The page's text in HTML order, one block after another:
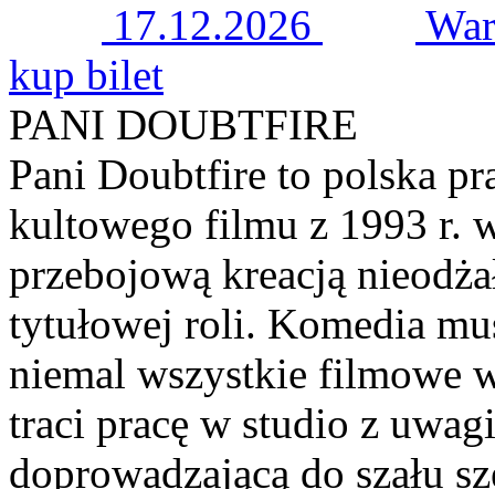
17.12.2026
kup bilet
PANI DOUBTFIRE
Pani Doubtfire to polska
kultowego filmu z 1993 r.
przebojową kreacją
tytułowej roli. Komedia
niemal wszystkie filmowe
traci pracę w studio z
doprowadzającą do szału